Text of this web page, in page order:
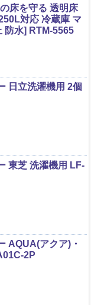
床を守る 透明床
対応 冷蔵庫 マ
防水] RTM-5565
日立洗濯機用 2個
東芝 洗濯機用 LF-
AQUA(アクア)・
2P